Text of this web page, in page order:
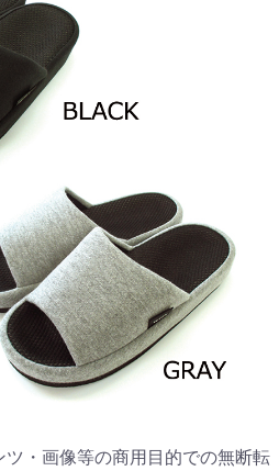
・画像等の商用目的での無断転